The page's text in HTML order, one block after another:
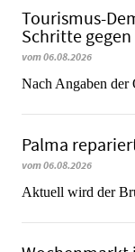
Tourismus-
Schritte
vom 06.08.2026
Nach Angaben der
Palma
vom 06.08.2026
Aktuell wird der